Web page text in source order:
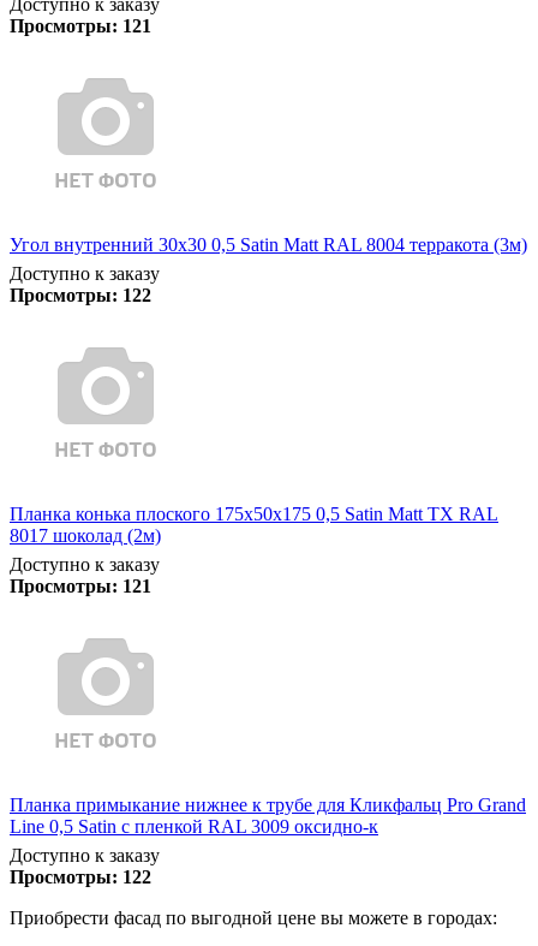
Просмотры: 121
Угол внутренний 30х30 0,5 Satin Matt RAL 8004 терракота (3м)
Доступно к заказу
Просмотры: 122
Планка конька плоского 175х50х175 0,5 Satin Matt TX RAL
8017 шоколад (2м)
Доступно к заказу
Просмотры: 121
Планка примыкание нижнее к трубе для Кликфальц Pro Grand
Line 0,5 Satin с пленкой RAL 3009 оксидно-к
Доступно к заказу
Просмотры: 122
Приобрести фасад по выгодной цене вы можете в городах: